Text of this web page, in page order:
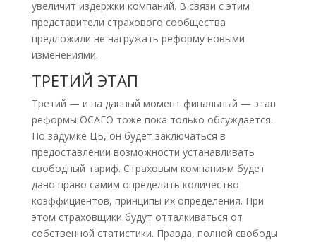
увеличит издержки компаний. В связи с этим
представители страхового сообщества
предложили не нагружать реформу новыми
изменениями.
ТРЕТИЙ ЭТАП
Третий — и на данный момент финальный — этап
реформы ОСАГО тоже пока только обсуждается.
По задумке ЦБ, он будет заключаться в
предоставлении возможности устанавливать
свободный тариф. Страховым компаниям будет
дано право самим определять количество
коэффициентов, принципы их определения. При
этом страховщики будут отталкиваться от
собственной статистики. Правда, полной свободы